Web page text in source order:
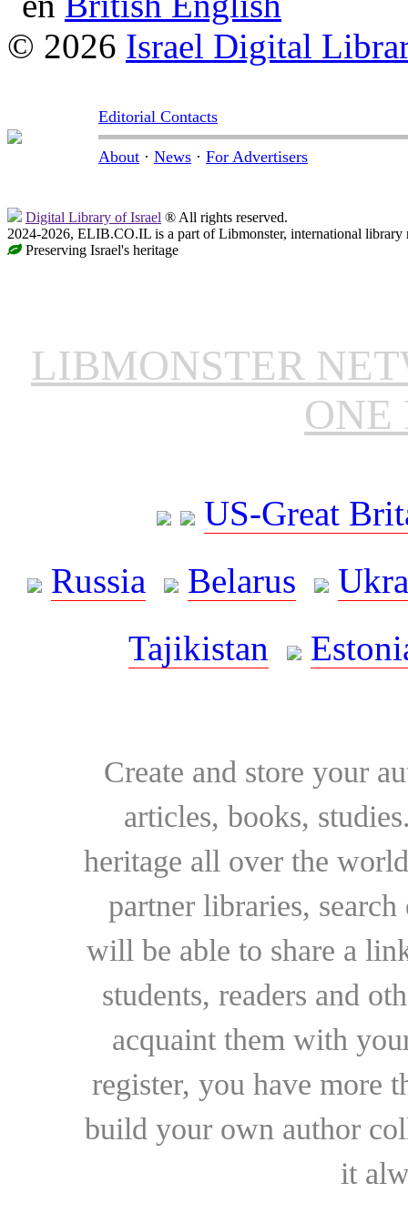
© 2026 Israel Digital
Editorial Contacts
About · News · For Advertisers
Digital Library of Israel ® All rights reserved.
2024-2026, ELIB.CO.IL is a part of Libmonster, international library
Preserving Israel's heritage
LIBMONSTER
ONE
US-Great
Russia
Belarus
Tajikistan
Create and store your
articles, books,
heritage all over the
partner libraries,
will be able to share a
students, readers and
acquaint them with
register, you have more
build your own author
it